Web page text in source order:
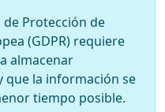
de Protección de
(GDPR) requiere
almacenar
que la información se
tiempo posible.